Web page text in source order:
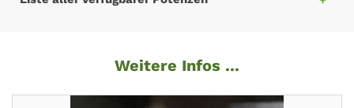
Weitere Infos ...